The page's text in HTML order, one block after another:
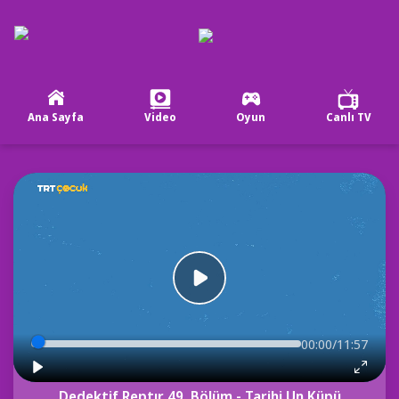
Ana Sayfa Video Oyun Canlı TV
00:00/11:57